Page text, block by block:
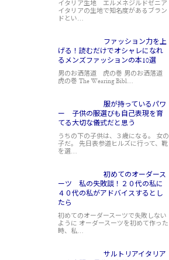
イタリア生地 エルメネジルドゼニア
イタリアの生地で知名度があるブラン
ドとい…
ファッション力を上
げる！読むだけでオシャレになれ
るメンズファッションの本10選
男のお洒落道 虎の巻 男のお洒落道
虎の巻 The Wearing Bibl…
服が持っているパワ
ー 子供の服選びも自己表現を育
てる大切な儀式だと思う
うちの下の子供は、３歳になる。 女の
子だ。 先日表参道ヒルズに行って、靴
を選…
初めてのオーダース
ーツ 私の失敗談！２０代の私に
４０代の私がアドバイスするとし
たら
初めてのオーダースーツで失敗しない
ように オーダースーツを初めて作った
時、私…
サルトリアイタリア